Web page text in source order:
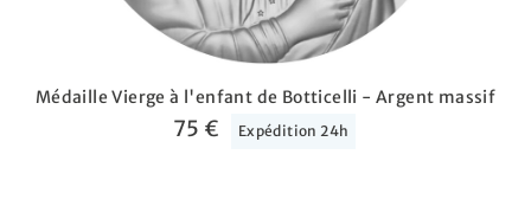
Médaille Vierge à l'enfant de Botticelli - Argent massif
75 € Expédition 24h